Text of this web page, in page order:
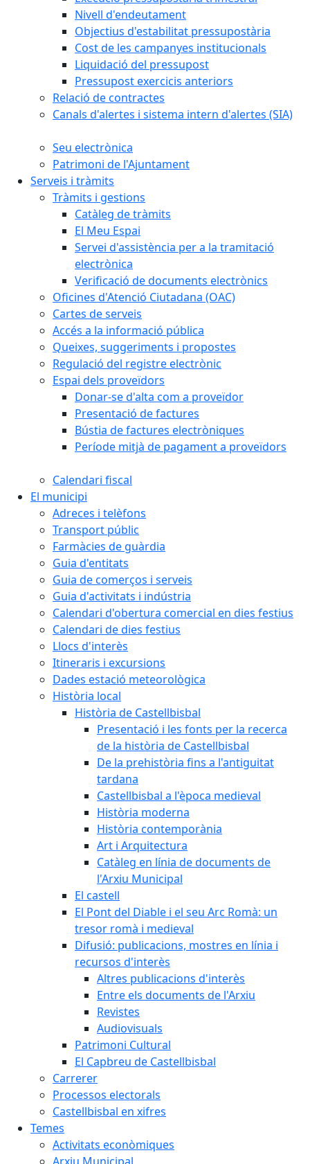
Nivell d'endeutament
Objectius d'estabilitat pressupostària
Cost de les campanyes institucionals
Liquidació del pressupost
Pressupost exercicis anteriors
Relació de contractes
Canals d'alertes i sistema intern d'alertes (SIA)
Seu electrònica
Patrimoni de l'Ajuntament
Serveis i tràmits
Tràmits i gestions
Catàleg de tràmits
El Meu Espai
Servei d'assistència per a la tramitació
electrònica
Verificació de documents electrònics
Oficines d'Atenció Ciutadana (OAC)
Cartes de serveis
Accés a la informació pública
Queixes, suggeriments i propostes
Regulació del registre electrònic
Espai dels proveïdors
Donar-se d'alta com a proveïdor
Presentació de factures
Bústia de factures electròniques
Període mitjà de pagament a proveïdors
Calendari fiscal
El municipi
Adreces i telèfons
Transport públic
Farmàcies de guàrdia
Guia d'entitats
Guia de comerços i serveis
Guia d'activitats i indústria
Calendari d'obertura comercial en dies festius
Calendari de dies festius
Llocs d'interès
Itineraris i excursions
Dades estació meteorològica
Història local
Història de Castellbisbal
Presentació i les fonts per la recerca
de la història de Castellbisbal
De la prehistòria fins a l'antiguitat
tardana
Castellbisbal a l'època medieval
Història moderna
Història contemporània
Art i Arquitectura
Catàleg en línia de documents de
l'Arxiu Municipal
El castell
El Pont del Diable i el seu Arc Romà: un
tresor romà i medieval
Difusió: publicacions, mostres en línia i
recursos d'interès
Altres publicacions d'interès
Entre els documents de l'Arxiu
Revistes
Audiovisuals
Patrimoni Cultural
El Capbreu de Castellbisbal
Carrerer
Processos electorals
Castellbisbal en xifres
Temes
Activitats econòmiques